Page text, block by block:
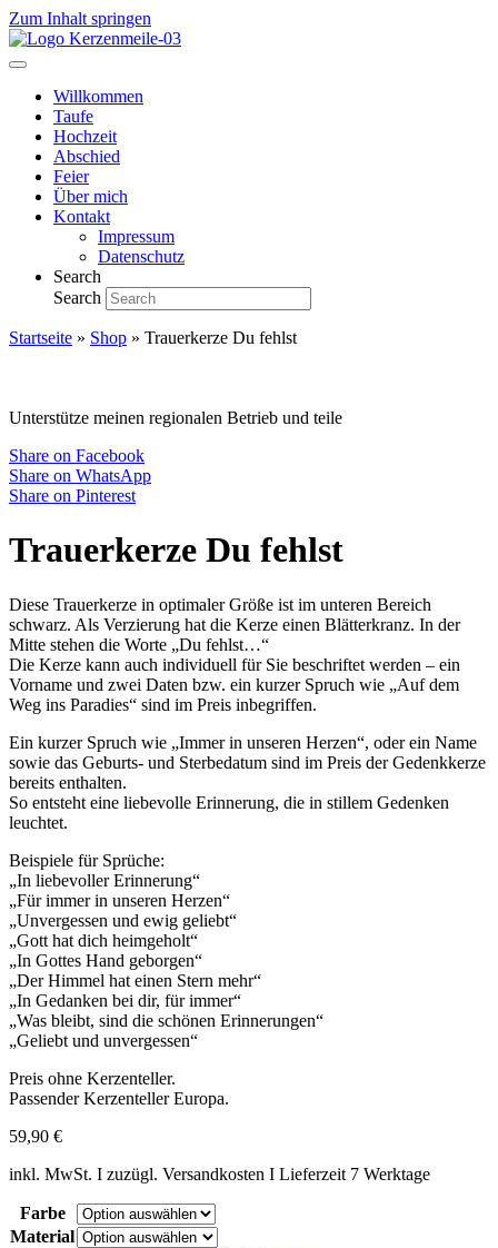
Zum Inhalt springen
Willkommen
Taufe
Hochzeit
Abschied
Feier
Über mich
Kontakt
Impressum
Datenschutz
Search
Search
Startseite » Shop » Trauerkerze Du fehlst
Unterstütze meinen regionalen Betrieb und teile
Share on Facebook
Share on WhatsApp
Share on Pinterest
Trauerkerze Du fehlst
Diese Trauerkerze in optimaler Größe ist im unteren Bereich
schwarz. Als Verzierung hat die Kerze einen Blätterkranz. In der
Mitte stehen die Worte „Du fehlst…“
Die Kerze kann auch individuell für Sie beschriftet werden – ein
Vorname und zwei Daten bzw. ein kurzer Spruch wie „Auf dem
Weg ins Paradies“ sind im Preis inbegriffen.
Ein kurzer Spruch wie „Immer in unseren Herzen“, oder ein Name
sowie das Geburts- und Sterbedatum sind im Preis der Gedenkkerze
bereits enthalten.
So entsteht eine liebevolle Erinnerung, die in stillem Gedenken
leuchtet.
Beispiele für Sprüche:
„In liebevoller Erinnerung“
„Für immer in unseren Herzen“
„Unvergessen und ewig geliebt“
„Gott hat dich heimgeholt“
„In Gottes Hand geborgen“
„Der Himmel hat einen Stern mehr“
„In Gedanken bei dir, für immer“
„Was bleibt, sind die schönen Erinnerungen“
„Geliebt und unvergessen“
Preis ohne Kerzenteller.
Passender Kerzenteller Europa.
59,90 €
inkl. MwSt. I zuzügl. Versandkosten I Lieferzeit 7 Werktage
Farbe
Material